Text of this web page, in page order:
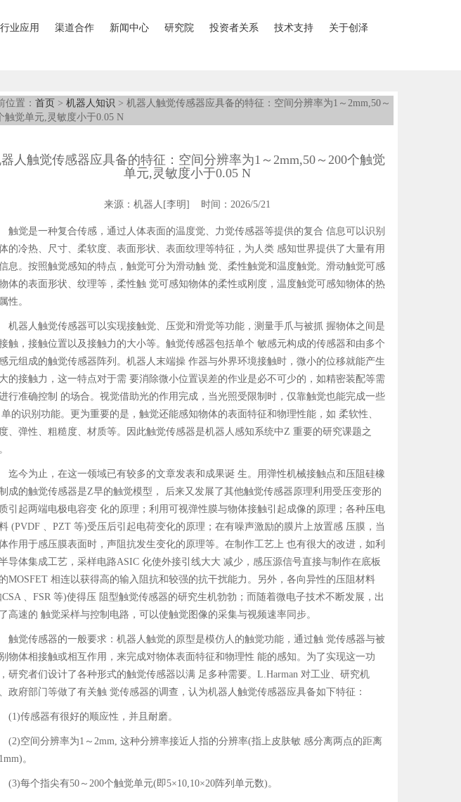
行业应用 渠道合作 新闻中心 研究院 投资者关系 技术支持 关于创泽
位置： 首页 > 机器人知识 > 机器人触觉传感器应具备的特征：空间分辨率为1～2mm,50～
触觉单元,灵敏度小于0.05 N
人触觉传感器应具备的特征：空间分辨率为1～2mm,50～200个触觉
单元,灵敏度小于0.05 N
来源：机器人[李明] 时间：2026/5/21
触觉是一种复合传感，通过人体表面的温度觉、力觉传感器等提供的复合 信息可以识别
的冷热、尺寸、柔软度、表面形状、表面纹理等特征，为人类 感知世界提供了大量有用
息。按照触觉感知的特点，触觉可分为滑动触 觉、柔性触觉和温度触觉。滑动触觉可感
体的表面形状、纹理等，柔性触 觉可感知物体的柔性或刚度，温度触觉可感知物体的热
性。
机器人触觉传感器可以实现接触觉、压觉和滑觉等功能，测量手爪与被抓 握物体之间是
触，接触位置以及接触力的大小等。触觉传感器包括单个 敏感元构成的传感器和由多个
元组成的触觉传感器阵列。机器人末端操 作器与外界环境接触时，微小的位移就能产生
的接触力，这一特点对于需 要消除微小位置误差的作业是必不可少的，如精密装配等需
行准确控制 的场合。视觉借助光的作用完成，当光照受限制时，仅靠触觉也能完成一些
的识别功能。更为重要的是，触觉还能感知物体的表面特征和物理性能，如 柔软性、
、弹性、粗糙度、材质等。因此触觉传感器是机器人感知系统中Z 重要的研究课题之
迄今为止，在这一领域已有较多的文章发表和成果诞 生。用弹性机械接触点和压阻硅橡
成的触觉传感器是Z早的触觉模型， 后来又发展了其他触觉传感器原理利用受压变形的
引起两端电极电容变 化的原理；利用可视弹性膜与物体接触引起成像的原理；各种压电
(PVDF 、PZT 等)受压后引起电荷变化的原理；在有噪声激励的膜片上放置感 压膜，当
作用于感压膜表面时，声阻抗发生变化的原理等。在制作工艺上 也有很大的改进，如利
导体集成工艺，采样电路ASIC 化使外接引线大大 减少，感压源信号直接与制作在底板
MOSFET 相连以获得高的输入阻抗和较强的抗干扰能力。另外，各向异性的压阻材料
、FSR 等)使得压 阻型触觉传感器的研究生机勃勃；而随着微电子技术不断发展，出
高速的 触觉采样与控制电路，可以使触觉图像的采集与视频速率同步。
触觉传感器的一般要求：机器人触觉的原型是模仿人的触觉功能，通过触 觉传感器与被
物体相接触或相互作用，来完成对物体表面特征和物理性 能的感知。为了实现这一功
研究者们设计了各种形式的触觉传感器以满 足多种需要。L.Harman 对工业、研究机
政府部门等做了有关触 觉传感器的调查，认为机器人触觉传感器应具备如下特征：
(1)传感器有很好的顺应性，并且耐磨。
(2)空间分辨率为1～2mm, 这种分辨率接近人指的分辨率(指上皮肤敏 感分离两点的距离
。
(3)每个指尖有50～200个触觉单元(即5×10,10×20阵列单元数)。